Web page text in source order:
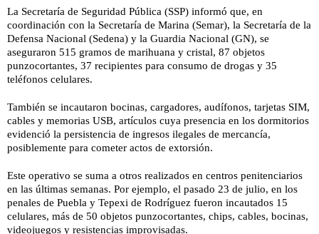
La Secretaría de Seguridad Pública (SSP) informó que, en
coordinación con la Secretaría de Marina (Semar), la Secretaría de la
Defensa Nacional (Sedena) y la Guardia Nacional (GN), se
aseguraron 515 gramos de marihuana y cristal, 87 objetos
punzocortantes, 37 recipientes para consumo de drogas y 35
teléfonos celulares.
También se incautaron bocinas, cargadores, audífonos, tarjetas SIM,
cables y memorias USB, artículos cuya presencia en los dormitorios
evidenció la persistencia de ingresos ilegales de mercancía,
posiblemente para cometer actos de extorsión.
Este operativo se suma a otros realizados en centros penitenciarios
en las últimas semanas. Por ejemplo, el pasado 23 de julio, en los
penales de Puebla y Tepexi de Rodríguez fueron incautados 15
celulares, más de 50 objetos punzocortantes, chips, cables, bocinas,
videojuegos y resistencias improvisadas.